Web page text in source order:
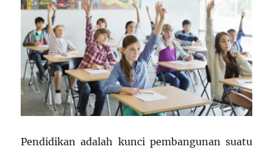
Pendidikan adalah kunci pembangunan suatu